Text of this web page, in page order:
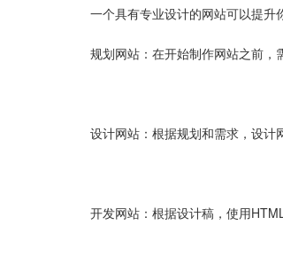
一个具有专业设计的网站可以提升
规划网站：在开始制作网站之前，
设计网站：根据规划和需求，设计
开发网站：根据设计稿，使用